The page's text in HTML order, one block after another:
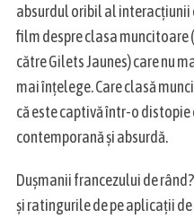
absurdul oribil al interacțiunii
film despre clasa muncitoare
către Gilets Jaunes) care nu
mai înțelege. Care clasă
că este captivă într-o
contemporană și absurdă.
Dușmanii francezului de
și ratingurile de pe aplicații
S
e
r